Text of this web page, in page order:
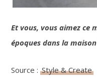
Et vous, vous aimez ce
époques dans la
Source :Style & Create